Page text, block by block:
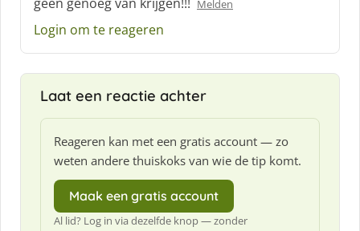
e
:
Melden
Login om te reageren
Laat een reactie achter
Reageren kan met een gratis account — zo
weten andere thuiskoks van wie de tip komt.
Maak een gratis account
Al lid? Log in via dezelfde knop — zonder